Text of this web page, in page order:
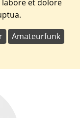
et dolore
Amateurfunk